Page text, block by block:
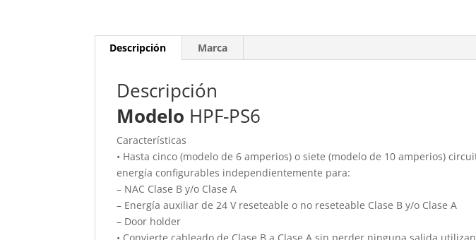
Descripción Marca
Descripción
Modelo HPF-PS6
Características
• Hasta cinco (modelo de 6 amperios) o siete (modelo de 10 amperios)
energía configurables independientemente para:
– NAC Clase B y/o Clase A
– Energía auxiliar de 24 V reseteable o no reseteable Clase B y/o Clase A
– Door holder